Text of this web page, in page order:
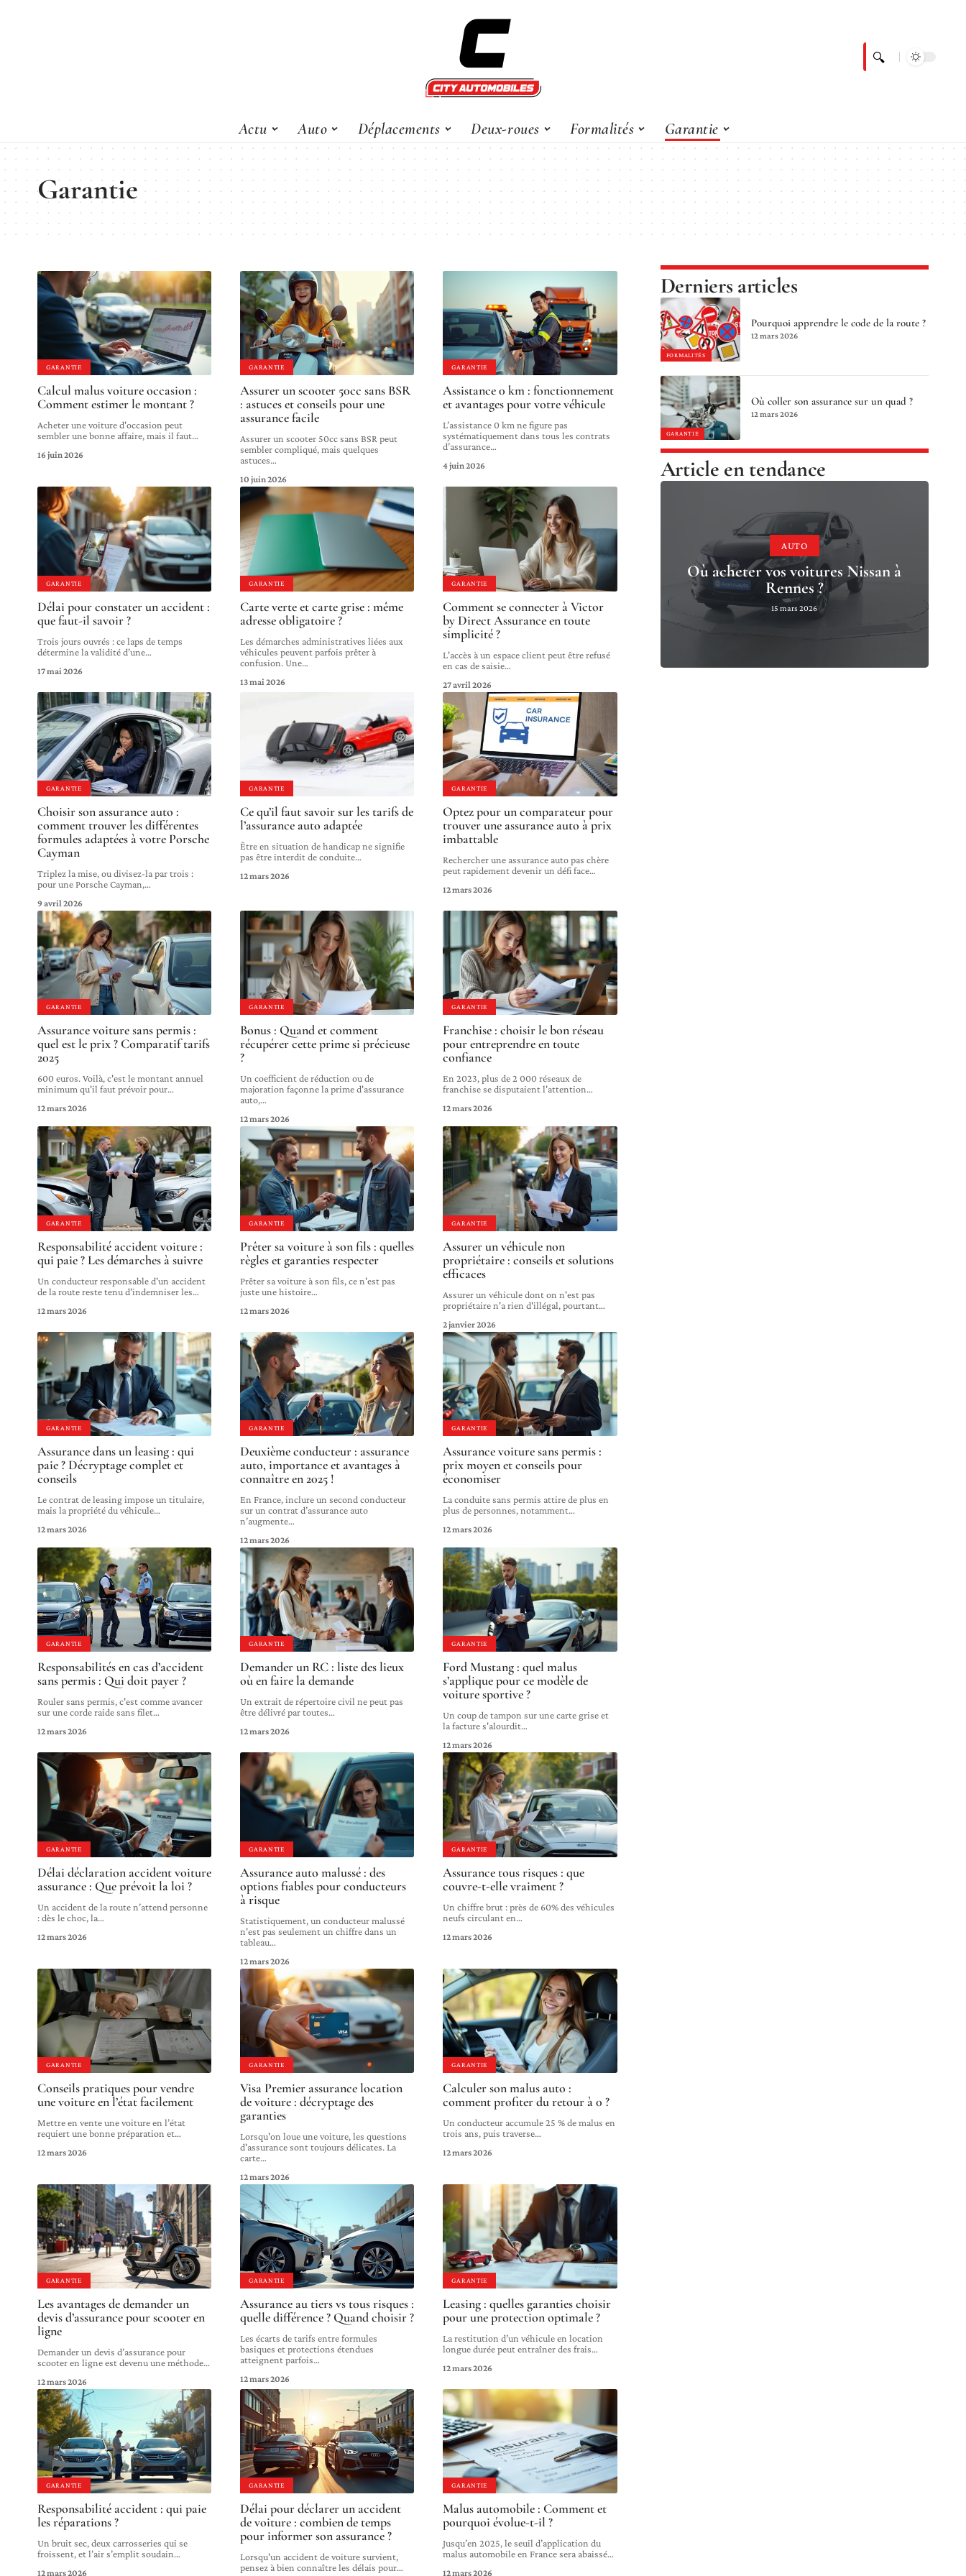
Actu Auto Déplacements Deux-roues Formalités Garantie
Garantie
GARANTIE
Calcul malus voiture occasion :
Comment estimer le montant ?
Acheter une voiture d'occasion peut
sembler une bonne affaire, mais il faut…
16 juin 2026
GARANTIE
Assurer un scooter 50cc sans BSR
: astuces et conseils pour une
assurance facile
Assurer un scooter 50cc sans BSR peut
sembler compliqué, mais quelques
astuces…
10 juin 2026
GARANTIE
Assistance 0 km : fonctionnement
et avantages pour votre véhicule
L’assistance 0 km ne figure pas
systématiquement dans tous les contrats
d’assurance…
4 juin 2026
GARANTIE
Délai pour constater un accident :
que faut-il savoir ?
Trois jours ouvrés : ce laps de temps
détermine la validité d’une…
17 mai 2026
GARANTIE
Carte verte et carte grise : même
adresse obligatoire ?
Les démarches administratives liées aux
véhicules peuvent parfois prêter à
confusion. Une…
13 mai 2026
GARANTIE
Comment se connecter à Victor
by Direct Assurance en toute
simplicité ?
L'accès à un espace client peut être refusé
en cas de saisie…
27 avril 2026
GARANTIE
Choisir son assurance auto :
comment trouver les différentes
formules adaptées à votre Porsche
Cayman
Triplez la mise, ou divisez-la par trois :
pour une Porsche Cayman,…
9 avril 2026
GARANTIE
Ce qu’il faut savoir sur les tarifs de
l’assurance auto adaptée
Être en situation de handicap ne signifie
pas être interdit de conduite…
12 mars 2026
GARANTIE
Optez pour un comparateur pour
trouver une assurance auto à prix
imbattable
Rechercher une assurance auto pas chère
peut rapidement devenir un défi face…
12 mars 2026
GARANTIE
Assurance voiture sans permis :
quel est le prix ? Comparatif tarifs
2025
600 euros. Voilà, c'est le montant annuel
minimum qu'il faut prévoir pour…
12 mars 2026
GARANTIE
Bonus : Quand et comment
récupérer cette prime si précieuse
?
Un coefficient de réduction ou de
majoration façonne la prime d'assurance
auto,…
12 mars 2026
GARANTIE
Franchise : choisir le bon réseau
pour entreprendre en toute
confiance
En 2023, plus de 2 000 réseaux de
franchise se disputaient l'attention…
12 mars 2026
GARANTIE
Responsabilité accident voiture :
qui paie ? Les démarches à suivre
Un conducteur responsable d'un accident
de la route reste tenu d'indemniser les…
12 mars 2026
GARANTIE
Prêter sa voiture à son fils : quelles
règles et garanties respecter
Prêter sa voiture à son fils, ce n'est pas
juste une histoire…
12 mars 2026
GARANTIE
Assurer un véhicule non
propriétaire : conseils et solutions
efficaces
Assurer un véhicule dont on n'est pas
propriétaire n'a rien d'illégal, pourtant…
2 janvier 2026
GARANTIE
Assurance dans un leasing : qui
paie ? Décryptage complet et
conseils
Le contrat de leasing impose un titulaire,
mais la propriété du véhicule…
12 mars 2026
GARANTIE
Deuxième conducteur : assurance
auto, importance et avantages à
connaître en 2025 !
En France, inclure un second conducteur
sur un contrat d’assurance auto
n’augmente…
12 mars 2026
GARANTIE
Assurance voiture sans permis :
prix moyen et conseils pour
économiser
La conduite sans permis attire de plus en
plus de personnes, notamment…
12 mars 2026
GARANTIE
Responsabilités en cas d’accident
sans permis : Qui doit payer ?
Rouler sans permis, c'est comme avancer
sur une corde raide sans filet…
12 mars 2026
GARANTIE
Demander un RC : liste des lieux
où en faire la demande
Un extrait de répertoire civil ne peut pas
être délivré par toutes…
12 mars 2026
GARANTIE
Ford Mustang : quel malus
s’applique pour ce modèle de
voiture sportive ?
Un coup de tampon sur une carte grise et
la facture s'alourdit…
12 mars 2026
GARANTIE
Délai déclaration accident voiture
assurance : Que prévoit la loi ?
Un accident de la route n’attend personne
: dès le choc, la…
12 mars 2026
GARANTIE
Assurance auto malussé : des
options fiables pour conducteurs
à risque
Statistiquement, un conducteur malussé
n'est pas seulement un chiffre dans un
tableau…
12 mars 2026
GARANTIE
Assurance tous risques : que
couvre-t-elle vraiment ?
Un chiffre brut : près de 60% des véhicules
neufs circulant en…
12 mars 2026
GARANTIE
Conseils pratiques pour vendre
une voiture en l’état facilement
Mettre en vente une voiture en l’état
requiert une bonne préparation et…
12 mars 2026
GARANTIE
Visa Premier assurance location
de voiture : décryptage des
garanties
Lorsqu'on loue une voiture, les questions
d'assurance sont toujours délicates. La
carte…
12 mars 2026
GARANTIE
Calculer son malus auto :
comment profiter du retour à 0 ?
Un conducteur accumule 25 % de malus en
trois ans, puis traverse…
12 mars 2026
GARANTIE
Les avantages de demander un
devis d’assurance pour scooter en
ligne
Demander un devis d’assurance pour
scooter en ligne est devenu une méthode…
12 mars 2026
GARANTIE
Assurance au tiers vs tous risques :
quelle différence ? Quand choisir ?
Les écarts de tarifs entre formules
basiques et protections étendues
atteignent parfois…
12 mars 2026
GARANTIE
Leasing : quelles garanties choisir
pour une protection optimale ?
La restitution d’un véhicule en location
longue durée peut entraîner des frais…
12 mars 2026
GARANTIE
Responsabilité accident : qui paie
les réparations ?
Un bruit sec, deux carrosseries qui se
froissent, et l’air s’emplit soudain…
12 mars 2026
GARANTIE
Délai pour déclarer un accident
de voiture : combien de temps
pour informer son assurance ?
Lorsqu'un accident de voiture survient,
pensez à bien connaître les délais pour…
GARANTIE
Malus automobile : Comment et
pourquoi évolue-t-il ?
Jusqu’en 2025, le seuil d’application du
malus automobile en France sera abaissé…
12 mars 2026
Derniers articles
FORMALITÉS
Pourquoi apprendre le code de la route ?
12 mars 2026
GARANTIE
Où coller son assurance sur un quad ?
12 mars 2026
Article en tendance
AUTO
Où acheter vos voitures Nissan à
Rennes ?
15 mars 2026